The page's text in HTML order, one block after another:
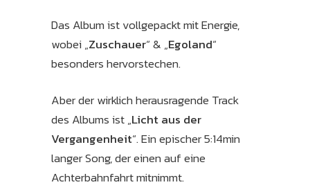
Das Album ist vollgepackt mit Energie,
wobei „Zuschauer“ & „Egoland“
besonders hervorstechen.
Aber der wirklich herausragende Track
des Albums ist „Licht aus der
Vergangenheit“. Ein epischer 5:14min
langer Song, der einen auf eine
Achterbahnfahrt mitnimmt.